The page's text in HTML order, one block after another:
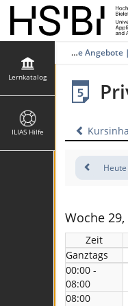
Lernkatalog
ILIAS Hilfe
Offene
Heute
Woche 29,
Zeit
Ganztags
00:00 -
08:00
08:00